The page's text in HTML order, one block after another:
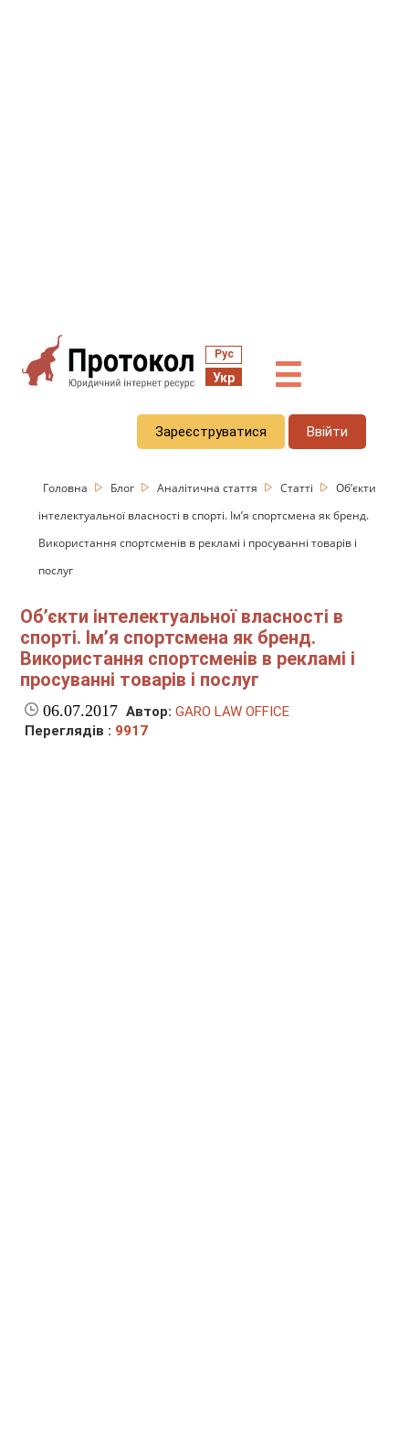
Рус
Укр ☰
Зареєструватися Ввійти
Головна Блог Аналітична стаття Статті
Об’єкти
інтелектуальної власності в спорті. Ім’я спортсмена як бренд.
Використання спортсменів в рекламі і просуванні товарів і
послуг
Об’єкти інтелектуальної власності в
спорті. Ім’я спортсмена як бренд.
Використання спортсменів в рекламі і
просуванні товарів і послуг
06.07.2017 Автор: GARO LAW OFFICE
Переглядів : 9917